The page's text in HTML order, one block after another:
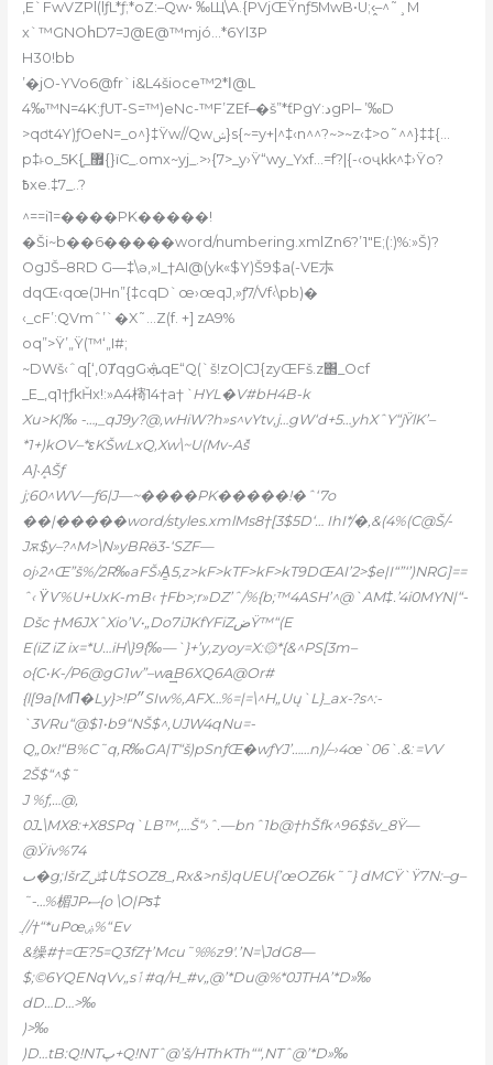
,E`FwVZPl(lƒL*ƒ;*oZ:–Qw• ‰Щ\A.{PVjŒŸnƒ5MwB•U;‹̭–^˜¸M
x`™GNOհD7=J@E@™mjó…*6Yl3P
H30!bb
’�jO-YVo6@fr`i&L4šioce™2*ا@L
4‰™N=4K:ƒUT-S=™)eNc-™F’ZEf–�š”*ƭPgY:دgPl– ’‰D
>qơt4Y)ƒOeN=_o^}‡Ÿw//Qwݾ}s{~=y+|^‡‹n^^?~>~z‹‡>o˜^^}‡‡{…
p‡˫o_5Kܾ{_޿{}ïC_.omx~yj_.>›{7>_y›Ÿ“wy_Yxf…=f?|{-‹oҷkk^‡›Ÿo?
߿xe.‡7_..?
^==i1=����PK�����!
�Ši~b��6�����word/numbering.xmlZn6?’1″E;(:)%:»Š)?
OgJŠ–8RD G—‡\ǝ,»I_†AI@(yk«$Y)Š9$a(-VE㝳
dqŒ‹qœ(JHn”{‡cqD`œ›œqJ,»ƒ7/Vf‹\pb)�
‹_cF’:QVmˆ’`�X˜…Z(f. +] zA9%
oq”>Ÿ’„Ÿ(™‘„I#;
~DWš‹ˆq[‘,0ȾqgG›ܞqE“Q(`š!zO|CJ{zyŒFš.z΢_Ocf
_E_,q1†ƒkȞx!:»A4槣14†a†`HYL�V#bH4B-k
Xu>K|‰ -…,_qJ9y?@‚wHiW?h»s^vYtv‚j…gW‘d+5…yhXˆY“jŸlK’–
*1+)kOV–*εKŠwLxQ,Xw\~U(Mv-Aܽš
A]˴ܷAŠƒ
j;60^WV—ƒ6|J—~����PK�����!�ˆ‘7o
��|�����word/styles.xmlMs8†[3$5D‘… IhI*/�‚&(4%(C@Š/-
Jѫ$y–?^M>\N»yBRӫ3-‘SZF—
oj›2^Œ”š%/2R‰aFŠ›A̳5‚z>kF>kTF>kF>kT9DŒAI’2>$e|I“”‘’)NRG]==
ˆ‹ ΫѴ%U+UxK-mB‹ †Fb>;r»Ǳ’ˆ/%{b;™4ASH’^@`AM‡.’4i0MYN|“-
Dšc †M6JXˆXio’V•„Do7iJKfYFiZضŸ™“(E
E(iZ iZ ix=*U…iН\}9{‰—`}+’y,zyoy=X:۞*{&^PS[3m–
o{C•K-/P6@gG1w”–wa͢B6XQ6A@Or#
{l[9a[MΠ�Ly}>!P״SIw%,AFX…%=|=\^H„Uų`L}_ax-?s^:-
`3VRu“@$1•b9“NŠ$^,UJW4qNu=-
Q„0x!“B%C˜q,R‰GA|T“š)pSnƒŒ�wƒYJ’……n)/–›4œ`06`.&ː=VV
2Š$“^$˜
J %ƒ‚…@‚
0Jـ\MX8:+X8SPq`LB™‚…Š“›ˆ.—bnˆ1b@†hŠfk^96$šv_8Ÿ—
@Ӱiv%74
ٮ�g;IšrZݰ‡Ư‡SOZ8_,Rx&>nš)qUEU{’œOZ6k˜˜} dMCŸ`Ÿ7N:–g–
˜-…%楣JPސ{o \O|Pƽ‡
ֲ//†“*uPœۻ%“Ev
&缲#†=Œ?5=Q3fZ†’Mcu˜%%z9′.’N=\JdG8—
$;©6YQENqVv„sٲ#q/H_#v„@’*Du@%*0JTHA’*D»‰
dD…D…>‰
)>‰
)D…tB:Q!NTپ+Q!NTˆ@’š/HThKTh““‚NTˆ@’*D»‰